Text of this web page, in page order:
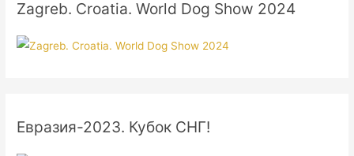
Zagreb. Croatia. World Dog Show 2024
Евразия-2023. Кубок СНГ!